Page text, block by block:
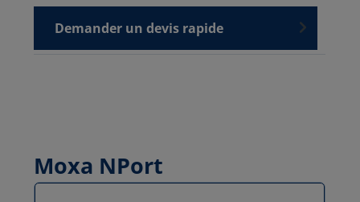
Demander un devis rapide
Moxa NPort